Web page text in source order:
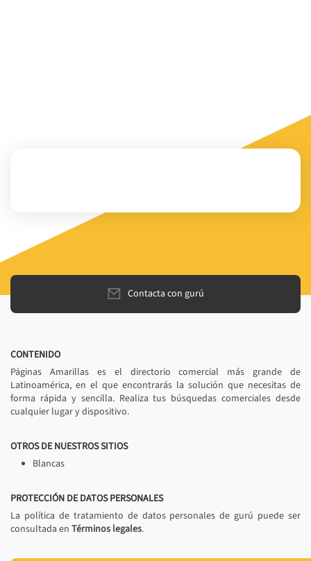
Contacta con gurú
CONTENIDO
Páginas Amarillas es el directorio comercial más grande de
Latinoamérica, en el que encontrarás la solución que necesitas de
forma rápida y sencilla. Realiza tus búsquedas comerciales desde
cualquier lugar y dispositivo.
OTROS DE NUESTROS SITIOS
Blancas
PROTECCIÓN DE DATOS PERSONALES
La política de tratamiento de datos personales de gurú puede ser
consultada en Términos legales.